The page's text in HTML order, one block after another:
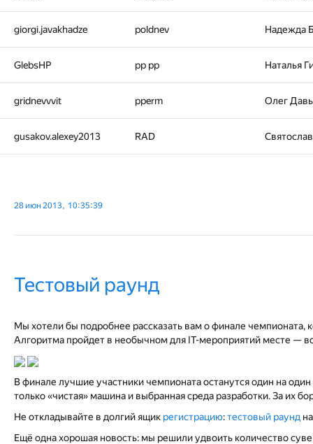
giorgi.javakhadze poldnev Надежда
GlebsHP pp pp Наталья
gridnevvvit pperm Олег
gusakov.alexey2013 RAD
28 июн 2013, 10:35:39
Тестовый раунд
Мы хотели бы подробнее рассказать вам о финале чемпионата,
Алгоритма пройдет в необычном для IT-мероприятий месте —
В финале лучшие участники чемпионата останутся один на
только «чистая» машина и выбранная среда разработки. За их
Не откладывайте в долгий ящик регистрацию:тестовый раунд
Ещё одна хорошая новость: мы решили удвоить количество